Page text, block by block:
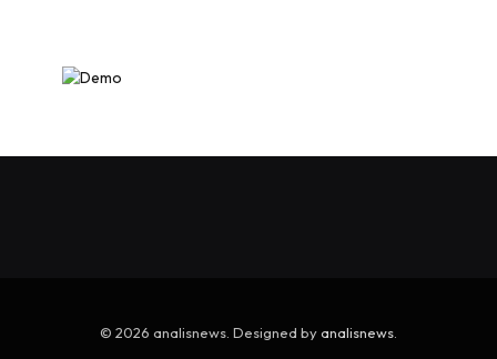
© 2026 analisnews. Designed by analisnews